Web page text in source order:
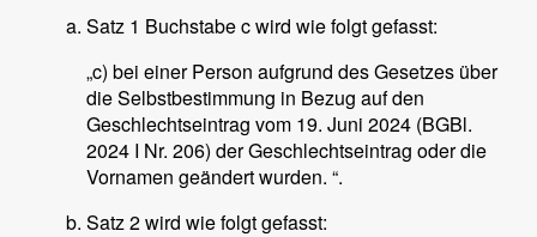
Satz 1 Buchstabe c wird wie folgt gefasst:
„c) bei einer Person aufgrund des Gesetzes über
die Selbstbestimmung in Bezug auf den
Geschlechtseintrag vom 19. Juni 2024 (BGBl.
2024 I Nr. 206) der Geschlechtseintrag oder die
Vornamen geändert wurden. “.
Satz 2 wird wie folgt gefasst: